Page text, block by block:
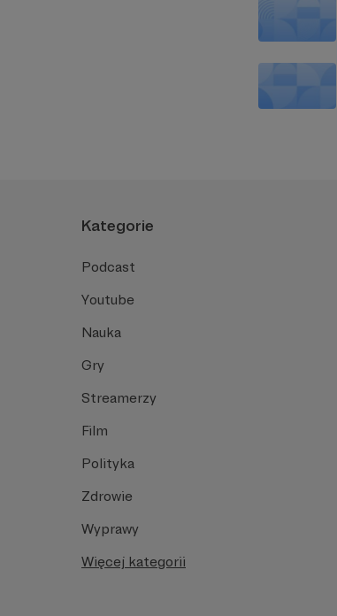
Kategorie
Podcast
Youtube
Nauka
Gry
Streamerzy
Film
Polityka
Zdrowie
Wyprawy
Więcej kategorii